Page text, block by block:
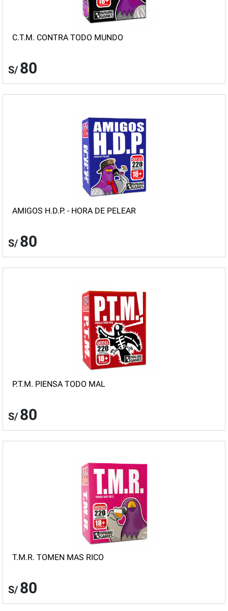
C.T.M. CONTRA TODO MUNDO
S/ 80
AMIGOS H.D.P. - HORA DE PELEAR
S/ 80
P.T.M. PIENSA TODO MAL
S/ 80
T.M.R. TOMEN MAS RICO
S/ 80